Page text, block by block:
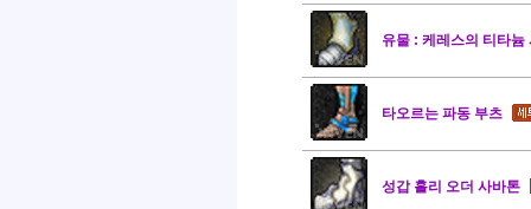
유물 : 케레스의 티타늄
타오르는 파동 부츠
성갑 홀리 오더 사바톤